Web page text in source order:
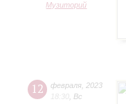
Музиторий
12 февраля 2023
18:30 Вс